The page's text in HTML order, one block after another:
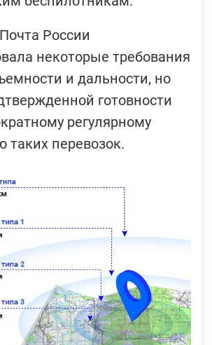
России
некоторые требования
и дальности, но
готовности
регулярному
перевозок.